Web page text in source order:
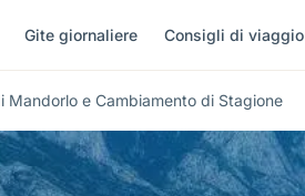
Gite giornaliere Consigli di viaggio
Mandorlo e Cambiamento di Stagione